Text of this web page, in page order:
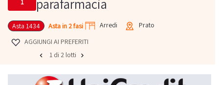
1
parafarmacia
Asta 1434 Asta in 2 fasi Arredi
Prato
AGGIUNGI AI PREFERITI
1 di 2 lotti